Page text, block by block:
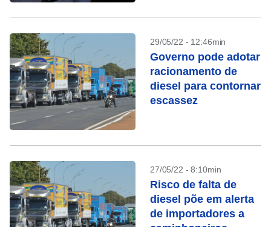
29/05/22 - 12:46min
Governo pode adotar
racionamento de
diesel para contornar
escassez
27/05/22 - 8:10min
Risco de falta de
diesel põe em alerta
de importadores a